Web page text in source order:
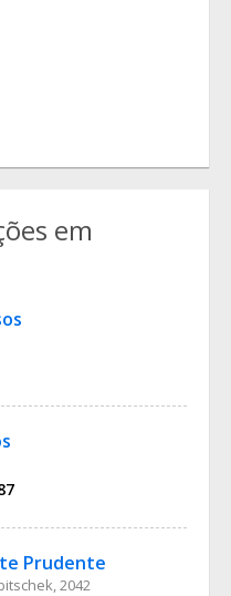
em
Prudente
2042